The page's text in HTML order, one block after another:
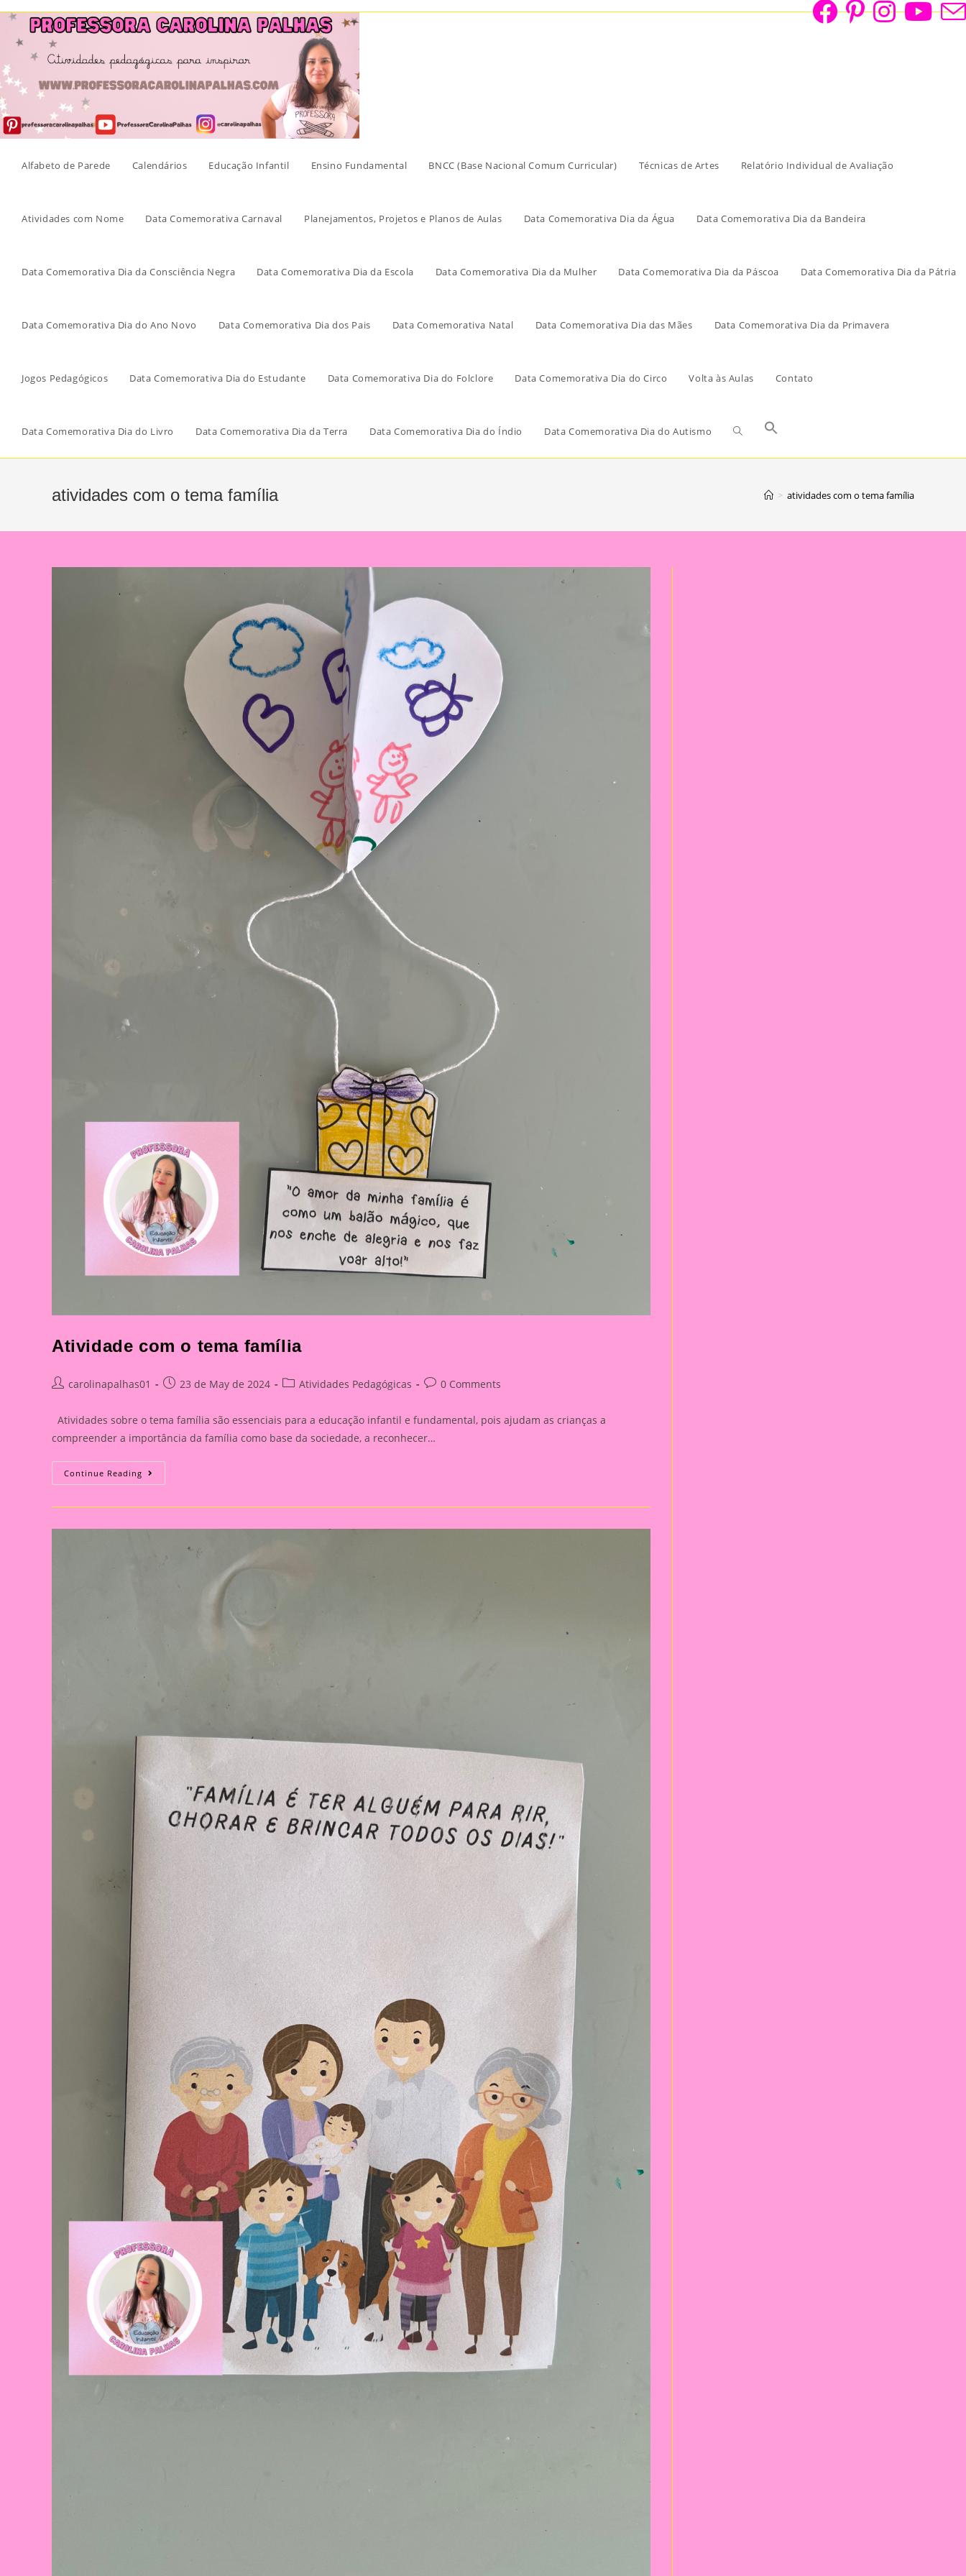
Skip
content
Alfabeto de Parede Calendários Educação Infantil Ensino Fundamental BNCC (Base Nacional Comum Curricular) Técnicas de Artes Relatório Individual de Avaliação
Atividades com Nome Data Comemorativa Carnaval Planejamentos, Projetos e Planos de Aulas Data Comemorativa Dia da Água Data Comemorativa Dia da Bandeira
Data Comemorativa Dia da Consciência Negra Data Comemorativa Dia da Escola Data Comemorativa Dia da Mulher Data Comemorativa Dia da Páscoa Data Comemorativa Dia da Pátria
Data Comemorativa Dia do Ano Novo Data Comemorativa Dia dos Pais Data Comemorativa Natal Data Comemorativa Dia das Mães Data Comemorativa Dia da Primavera
Jogos Pedagógicos Data Comemorativa Dia do Estudante Data Comemorativa Dia do Folclore Data Comemorativa Dia do Circo Volta às Aulas Contato
Data Comemorativa Dia do Livro Data Comemorativa Dia da Terra Data Comemorativa Dia do Índio Data Comemorativa Dia do Autismo
atividades com o tema família > atividades com o tema família
Atividade com o tema família
Postcarolinapalhas01
Post23 de May de 2024
PostAtividades Pedagógicas
Post0 Comments
Atividades sobre o tema família são essenciais para a educação infantil e fundamental, pois ajudam as crianças a
compreender a importância da família como base da sociedade, a reconhecer…
Continue Reading Atividade
Com
Tema